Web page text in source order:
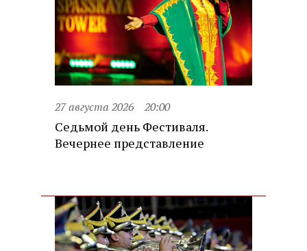
27 августа 2026 20:00
Седьмой день Фестиваля.
Вечернее представление